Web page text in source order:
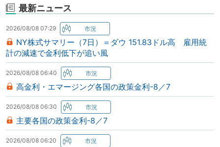
最新ニュース
2026/08/08 07:29
NY株式サマリー（7日）＝ダウ 151.83ドル高 雇用統
計の減速で金利低下が追い風
2026/08/08 06:40
高金利・エマージング各国の政策金利-8／7
2026/08/08 06:30
主要各国の政策金利-8／7
2026/08/08 06:20